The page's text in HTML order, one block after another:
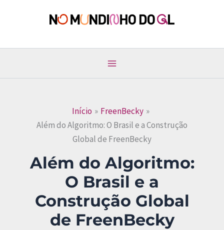
conteúdo
Início
FreenBecky
Além do Algoritmo: O Brasil e a Construção
Global de FreenBecky
Além do Algoritmo:
O Brasil e a
Construção Global
de FreenBecky